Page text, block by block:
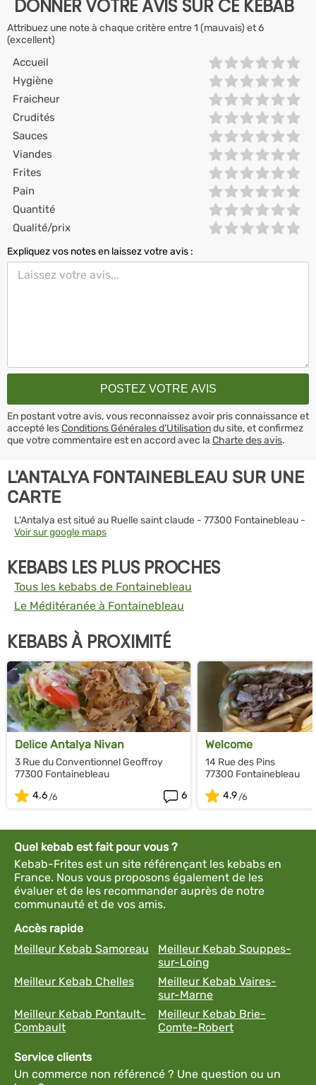
DONNER VOTRE AVIS SUR CE KEBAB
Attribuez une note à chaque critère entre 1 (mauvais) et 6
(excellent)
Accueil
Hygiène
Fraicheur
Crudités
Sauces
Viandes
Frites
Pain
Quantité
Qualité/prix
Expliquez vos notes en laissez votre avis :
En postant votre avis, vous reconnaissez avoir pris connaissance et
accepté lesConditions Générales d’Utilisationdu site, et confirmez
que votre commentaire est en accord avec la Charte des avis.
L'ANTALYA FONTAINEBLEAU SUR UNE
CARTE
L'Antalya est situé au Ruelle saint claude - 77300 Fontainebleau -
Voir sur google maps
KEBABS LES PLUS PROCHES
Tous les kebabs de Fontainebleau
Le Méditéranée à Fontainebleau
KEBABS À PROXIMITÉ
Delice Antalya Nivan
3 Rue du Conventionnel Geoffroy
77300 Fontainebleau
4.6
6
Welcome
14 Rue des Pins
77300 Fontainebleau
4.9
Quel kebab est fait pour vous ?
Kebab-Frites est un site référençant les kebabs en
France. Nous vous proposons également de les
évaluer et de les recommander auprès de notre
communauté et de vos amis.
Accès rapide
Meilleur Kebab Samoreau
Meilleur Kebab Souppes-
sur-Loing
Meilleur Kebab Chelles
Meilleur Kebab Vaires-
sur-Marne
Meilleur Kebab Pontault-
Combault
Meilleur Kebab Brie-
Comte-Robert
Service clients
Un commerce non référencé ? Une question ou un